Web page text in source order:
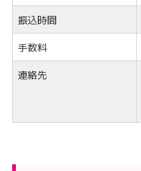
振込時間
手数料
連絡先